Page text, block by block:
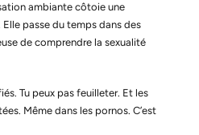
ambiante côtoie une
passe du temps dans des
de comprendre la sexualité
Tu peux pas feuilleter. Et les
Même dans les pornos. C’est